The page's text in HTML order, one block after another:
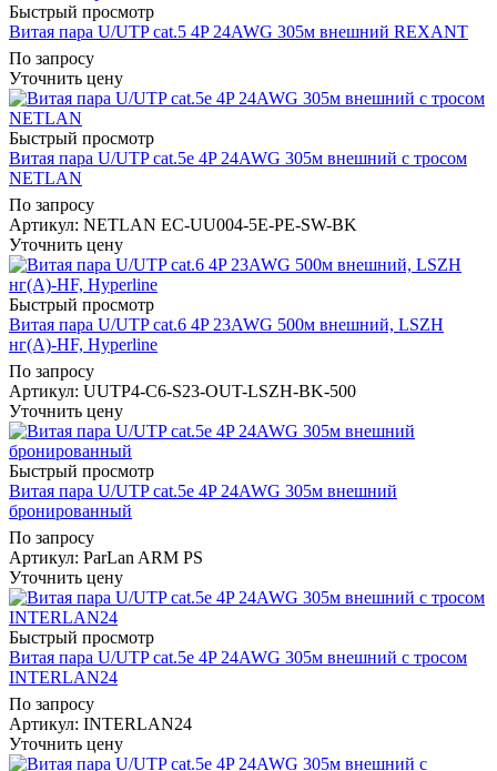
Быстрый просмотр
Витая пара U/UTP cat.5 4P 24AWG 305м внешний REXANT
По запросу
Уточнить цену
Быстрый просмотр
Витая пара U/UTP cat.5e 4P 24AWG 305м внешний с тросом
NETLAN
По запросу
Артикул: NETLAN EC-UU004-5E-PE-SW-BK
Уточнить цену
Быстрый просмотр
Витая пара U/UTP cat.6 4P 23AWG 500м внешний, LSZH
нг(А)-HF, Hyperline
По запросу
Артикул: UUTP4-C6-S23-OUT-LSZH-BK-500
Уточнить цену
Быстрый просмотр
Витая пара U/UTP cat.5e 4P 24AWG 305м внешний
бронированный
По запросу
Артикул: ParLan ARM PS
Уточнить цену
Быстрый просмотр
Витая пара U/UTP cat.5e 4P 24AWG 305м внешний с тросом
INTERLAN24
По запросу
Артикул: INTERLAN24
Уточнить цену